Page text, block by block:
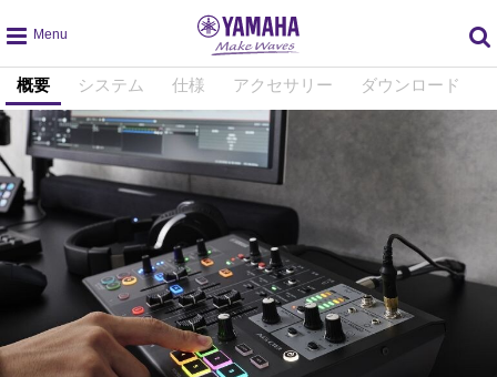
global
navigation
概要 システム 仕様 アクセサリー ダウンロード